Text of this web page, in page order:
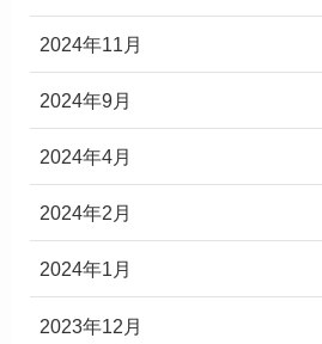
2024年11月
2024年9月
2024年4月
2024年2月
2024年1月
2023年12月